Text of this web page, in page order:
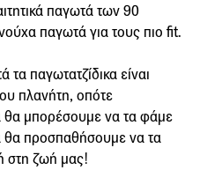
παγωτά των 90
παγωτά για τους πιο fit.
τα παγωτατζίδικα είναι
πλανήτη, οπότε
θα μπορέσουμε να τα φάμε
θα προσπαθήσουμε να τα
στη ζωή μας!